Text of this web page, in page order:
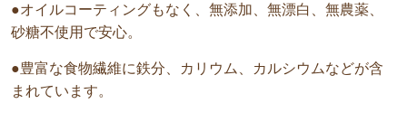
●オイルコーティングもなく、無添加、無漂白、無農薬、
砂糖不使用で安心。
●豊富な食物繊維に鉄分、カリウム、カルシウムなどが含
まれています。